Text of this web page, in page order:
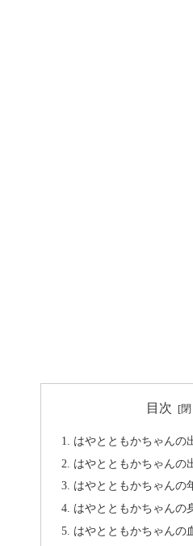
目次
はやとともかちゃんの
はやとともかちゃんの
はやとともかちゃんの
はやとともかちゃんの
はやとともかちゃんの